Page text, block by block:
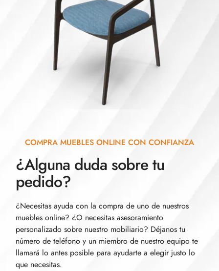
COMPRA MUEBLES ONLINE CON CONFIANZA
¿Alguna duda sobre tu
pedido?
¿Necesitas ayuda con la compra de uno de nuestros
muebles online? ¿O necesitas asesoramiento
personalizado sobre nuestro mobiliario? Déjanos tu
número de teléfono y un miembro de nuestro equipo te
llamará lo antes posible para ayudarte a elegir justo lo
que necesitas.